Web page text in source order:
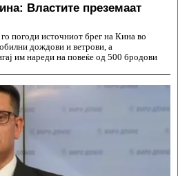
Властите преземаат
погоди источниот брег на Кина во
дождови и ветрови, а
им нареди на повеќе од 500 бродови